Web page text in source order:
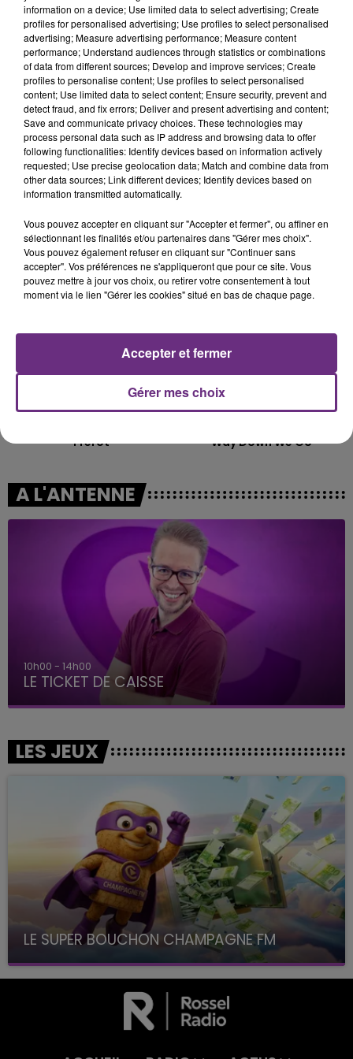
TITRES DIFFUSÉS
19h55
19h55
Soleil
19h52
19h52
End Of Beginning
19h48
19h48
Frerot
19h45
19h45
Way Down We Go
A L'ANTENNE
10h00 - 14h00
LE TICKET DE CAISSE
LES JEUX
LE SUPER BOUCHON CHAMPAGNE FM
avec La Famille Champagne FM, à 8H10
information on a device; Use limited data to select advertising; Create
profiles for personalised advertising; Use profiles to select personalised
advertising; Measure advertising performance; Measure content
performance; Understand audiences through statistics or combinations
of data from different sources; Develop and improve services; Create
profiles to personalise content; Use profiles to select personalised
content; Use limited data to select content; Ensure security, prevent and
detect fraud, and fix errors; Deliver and present advertising and content;
Save and communicate privacy choices. These technologies may
process personal data such as IP address and browsing data to offer
following functionalities: Identify devices based on information actively
requested; Use precise geolocation data; Match and combine data from
other data sources; Link different devices; Identify devices based on
information transmitted automatically.
Vous pouvez accepter en cliquant sur "Accepter et fermer", ou affiner en
sélectionnant les finalités et/ou partenaires dans "Gérer mes choix".
Vous pouvez également refuser en cliquant sur "Continuer sans
accepter". Vos préférences ne s'appliqueront que pour ce site. Vous
pouvez mettre à jour vos choix, ou retirer votre consentement à tout
moment via le lien "Gérer les cookies" situé en bas de chaque page.
Gérer mes choix
Accepter et fermer